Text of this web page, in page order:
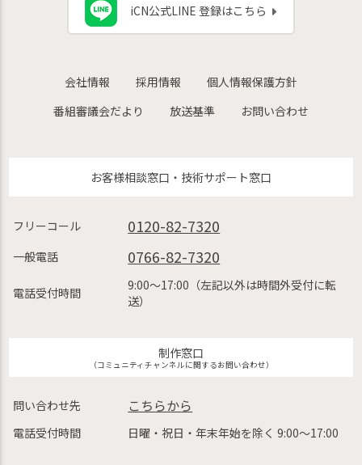
iCN公式LINE 登録はこちら
会社情報 採用情報
個人情報保護方針
番組審議会だより
放送基準 お問い合わせ
お客様相談窓口・技術サポート窓口
フリーコール 0120-82-7320
一般電話 0766-82-7320
電話受付時間
9:00〜17:00（左記以外は時間外受付に転
送）
制作窓口
（コミュニティチャンネルに関するお問い合わせ）
問い合わせ先 こちらから
電話受付時間 日曜・祝日・年末年始を除く 9:00〜17:00